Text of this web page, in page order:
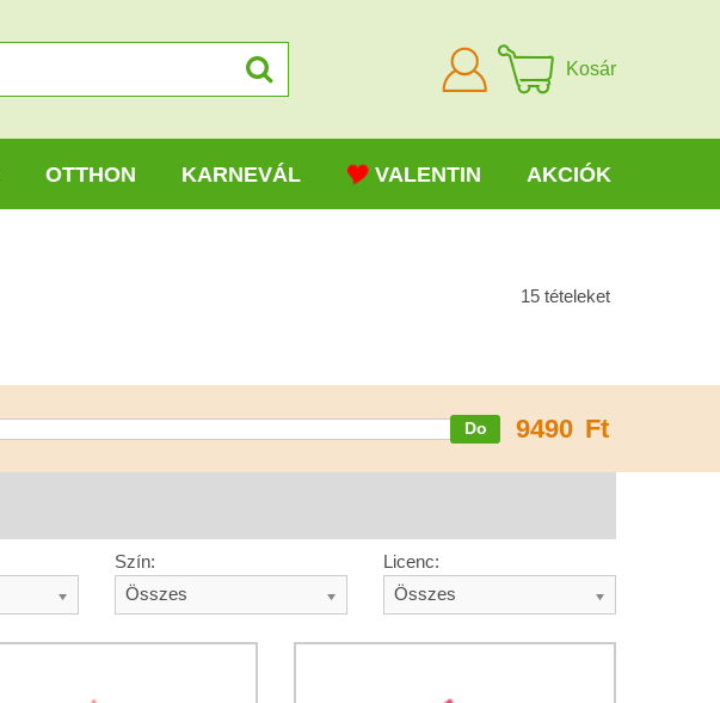
Bejelentkezni
Kosár
OTTHON KARNEVÁL VALENTIN AKCIÓK
15 tételeket
9490 Ft
Szín:
Összes
Licenc:
Összes